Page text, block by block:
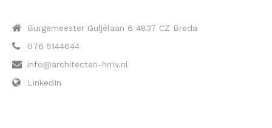
Burgemeester Guljélaan 6 4837 CZ Breda
076 5144644
info@architecten-hmv.nl
LinkedIn